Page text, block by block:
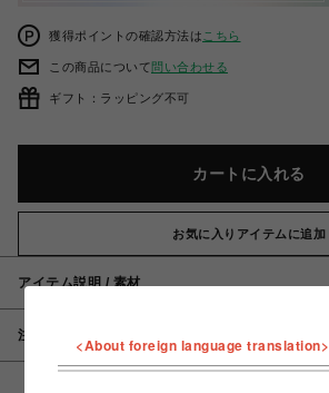
獲得ポイントの確認方法は こちら
この商品について問い合わせる
ギフト：ラッピング不可
カートに入れる
お気に入りアイテムに追加
アイテム説明 / 素材
注意事項 <About foreign language translation>